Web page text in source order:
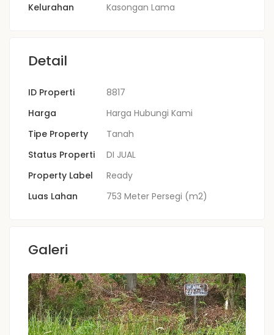
Kelurahan
Kasongan Lama
Detail
ID Properti
8817
Harga
Harga Hubungi Kami
Tipe Property
Tanah
Status Properti
DI JUAL
Property Label
Ready
Luas Lahan
753 Meter Persegi (m2)
Galeri